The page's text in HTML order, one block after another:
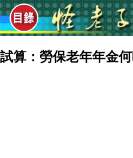
試算：勞保老年年金